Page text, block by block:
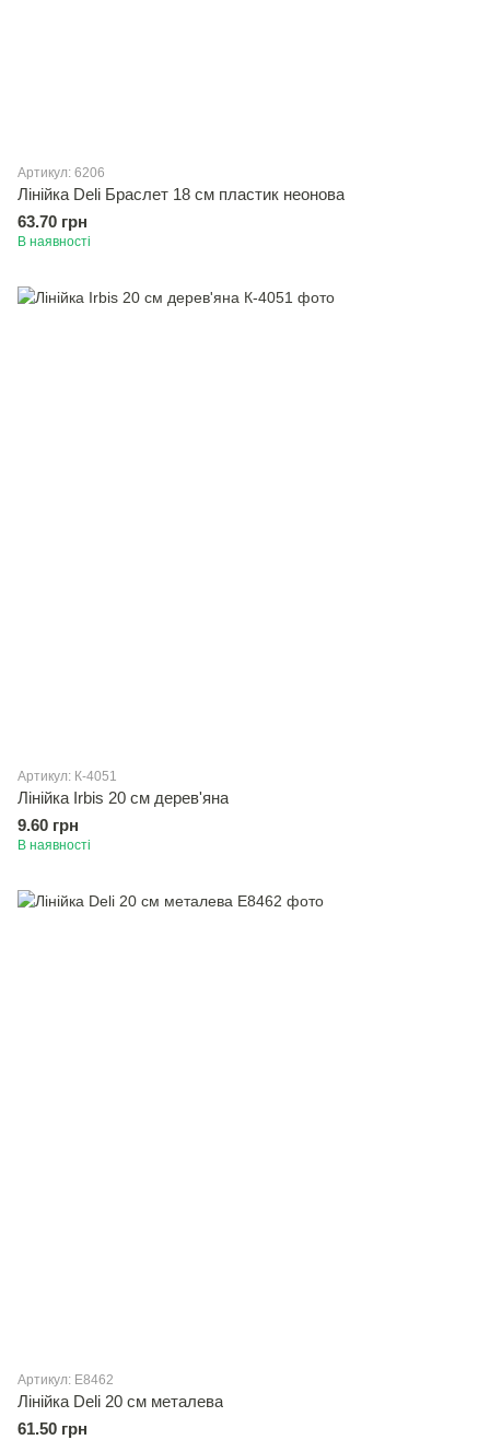
Артикул: 6206
Лінійка Deli Браслет 18 см пластик неонова
63.70 грн
В наявності
Артикул: К-4051
Лінійка Irbis 20 см дерев'яна
9.60 грн
В наявності
Артикул: E8462
Лінійка Deli 20 см металева
61.50 грн